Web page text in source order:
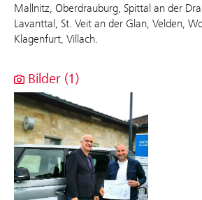
Mallnitz, Oberdrauburg, Spittal an der
Lavanttal, St. Veit an der Glan, Velden,
Klagenfurt, Villach.
Bilder (1)